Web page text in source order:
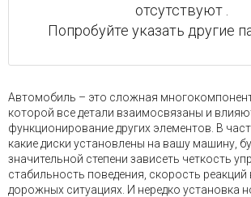
отсутствуют .
Попробуйте указать другие
Автомобиль – это сложная
которой все детали взаимосвязаны и
функционирование других элементов. В
какие диски установлены на вашу машину,
значительной степени зависеть четкость
стабильность поведения, скорость
дорожных ситуациях. И нередко установка